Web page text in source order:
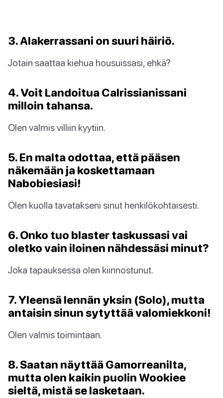
3. Alakerrassani on suuri häiriö.
Jotain saattaa kiehua housuissasi, ehkä?
4. Voit Landoitua Calrissianissani
milloin tahansa.
Olen valmis villiin kyytiin.
5. En malta odottaa, että pääsen
näkemään ja koskettamaan
Nabobiesiasi!
Olen kuolla tavatakseni sinut henkilökohtaisesti.
6. Onko tuo blaster taskussasi vai
oletko vain iloinen nähdessäsi minut?
Joka tapauksessa olen kiinnostunut.
7. Yleensä lennän yksin (Solo), mutta
antaisin sinun sytyttää valomiekkoni!
Olen valmis toimintaan.
8. Saatan näyttää Gamorreanilta,
mutta olen kaikin puolin Wookiee
sieltä, mistä se lasketaan.